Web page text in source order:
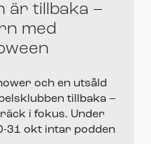
är tillbaka –
med
och en utsåld
tillbaka –
i fokus. Under
31 okt intar podden